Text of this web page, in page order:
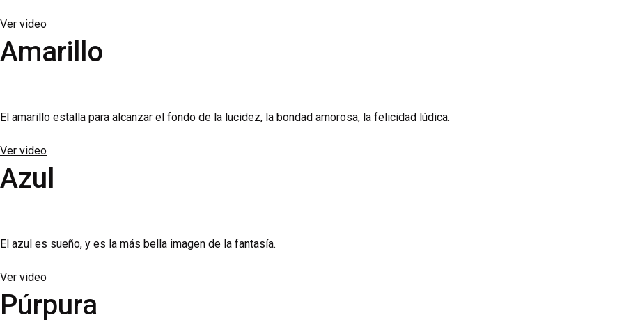
Ver video
Amarillo
El amarillo estalla para alcanzar el fondo de la lucidez, la bondad amorosa, la felicidad lúdica.
Ver video
Azul
El azul es sueño, y es la más bella imagen de la fantasía.
Ver video
Púrpura